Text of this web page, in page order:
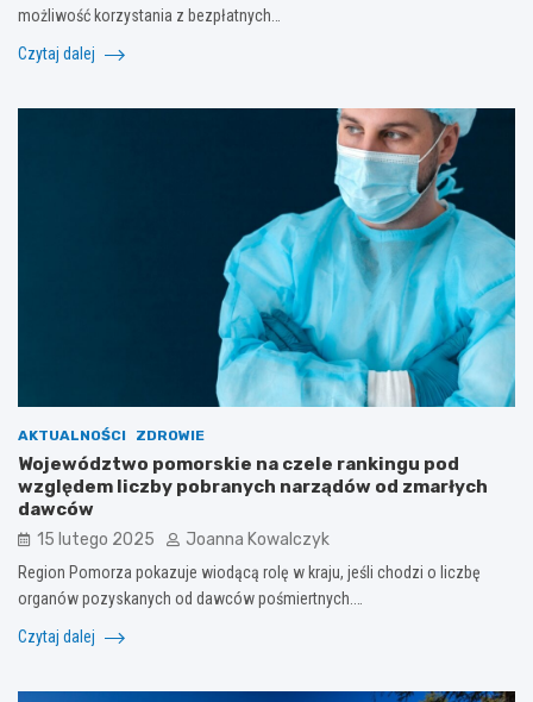
możliwość korzystania z bezpłatnych…
Czytaj dalej
AKTUALNOŚCI ZDROWIE
Województwo pomorskie na czele rankingu pod
względem liczby pobranych narządów od zmarłych
dawców
15 lutego 2025 Joanna Kowalczyk
Region Pomorza pokazuje wiodącą rolę w kraju, jeśli chodzi o liczbę
organów pozyskanych od dawców pośmiertnych.…
Czytaj dalej